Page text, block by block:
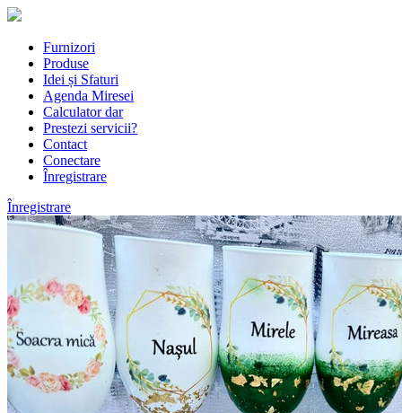
Furnizori
Produse
Idei și Sfaturi
Agenda Miresei
Calculator dar
Prestezi servicii?
Contact
Conectare
Înregistrare
Înregistrare